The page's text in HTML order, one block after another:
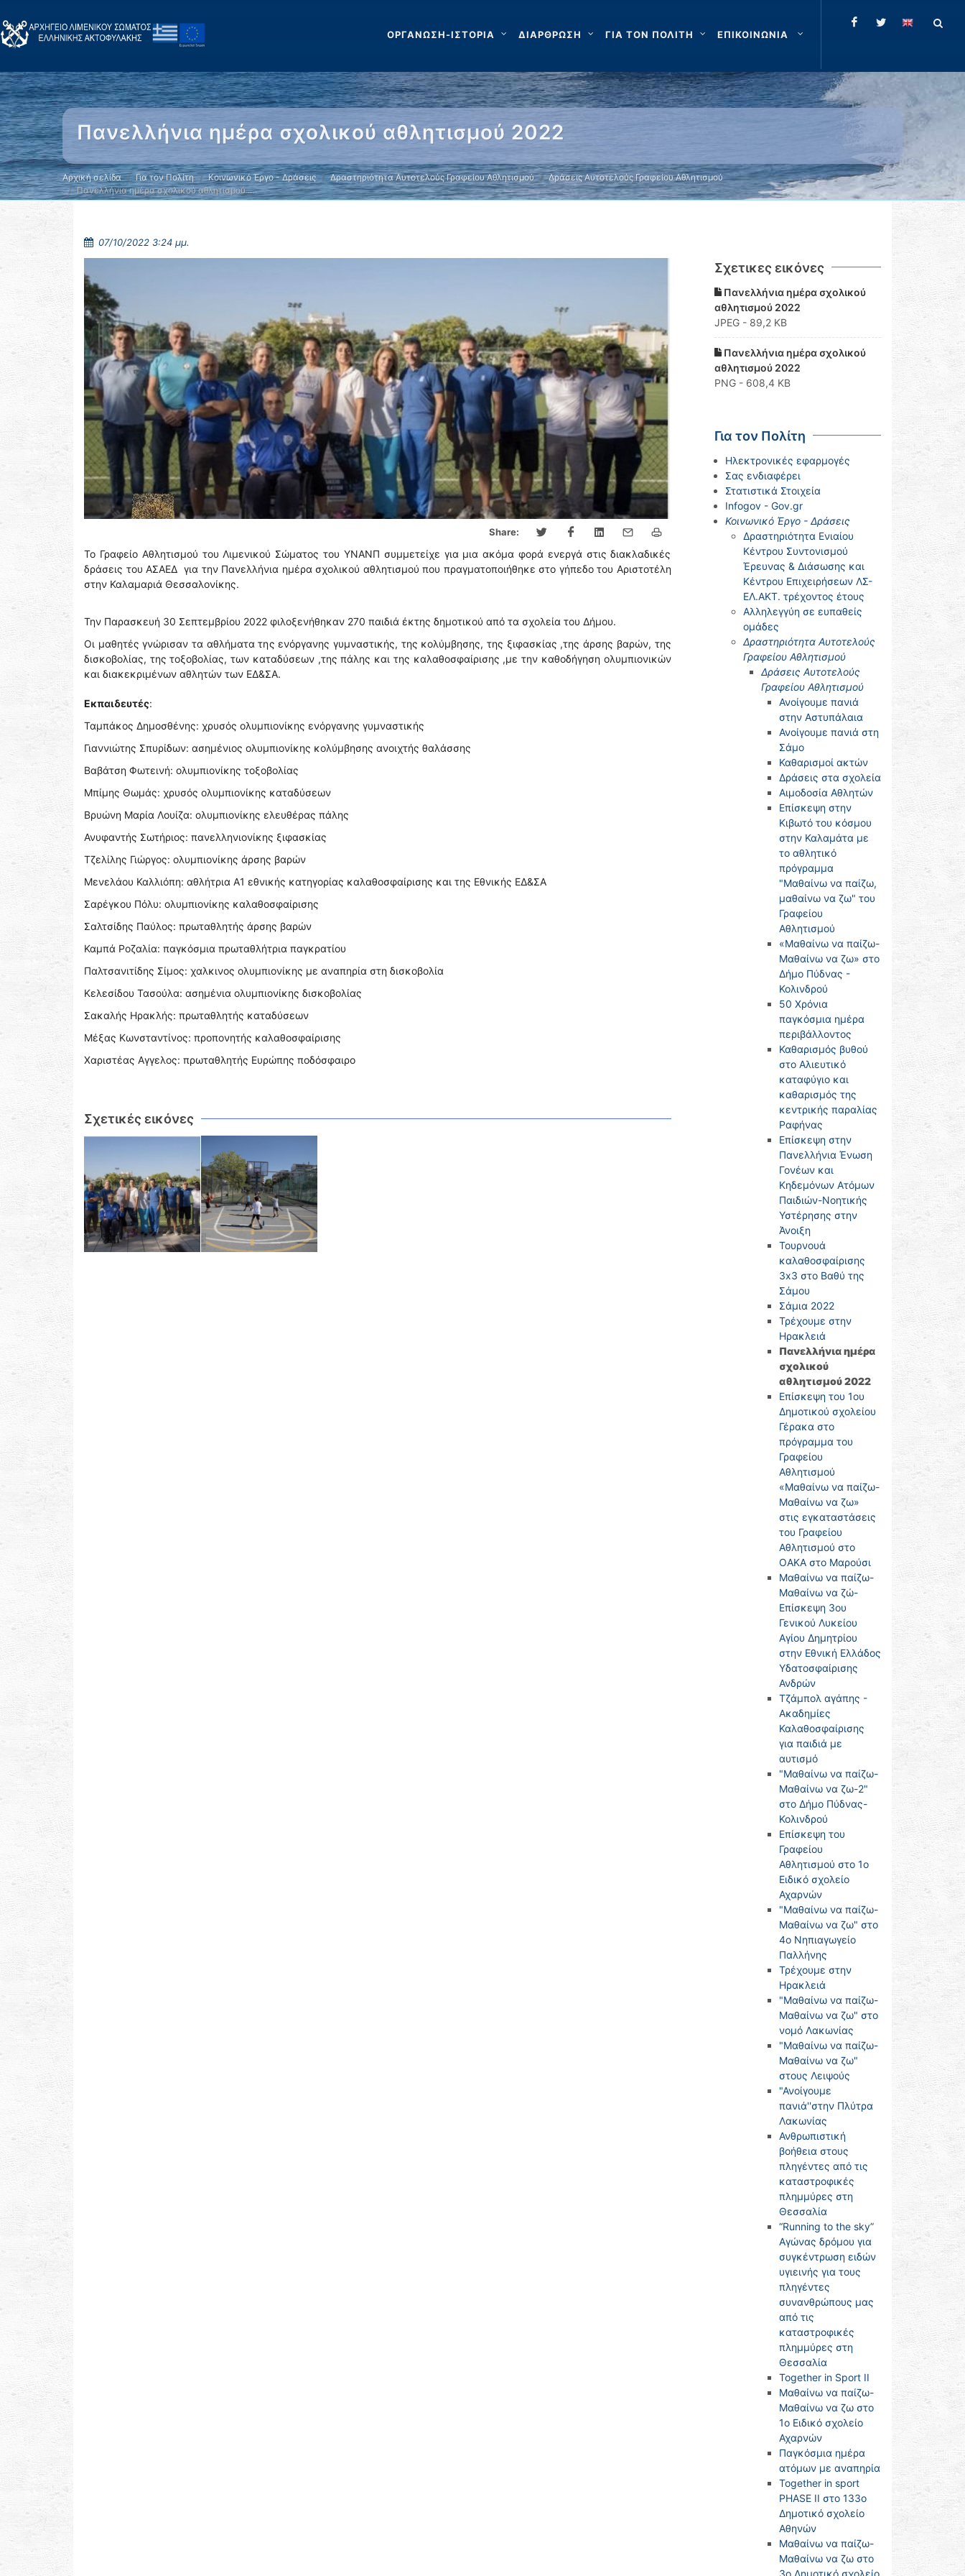
ΟΡΓΑΝΩΣΗ-ΙΣΤΟΡΙΑ ΔΙΑΡΘΡΩΣΗ ΓΙΑ ΤΟΝ ΠΟΛΙΤΗ ΕΠΙΚΟΙΝΩΝΙΑ
Πανελλήνια ημέρα σχολικού αθλητισμού 2022
Αρχική σελίδα Για τον Πολίτη Κοινωνικό Έργο - Δράσεις Δραστηριότητα Αυτοτελούς Γραφείου Αθλητισμού
Δράσεις Αυτοτελούς Γραφείου Αθλητισμού
Πανελλήνια ημέρα σχολικού αθλητισμού …
07/10/2022 3:24 μμ.
Share:
Το Γραφείο Αθλητισμού του Λιμενικού Σώματος του ΥΝΑΝΠ συμμετείχε για μια ακόμα φορά ενεργά στις διακλαδικές
δράσεις του ΑΣΑΕΔ για την Πανελλήνια ημέρα σχολικού αθλητισμού που πραγματοποιήθηκε στο γήπεδο του Αριστοτέλη
στην Καλαμαριά Θεσσαλονίκης.
Την Παρασκευή 30 Σεπτεμβρίου 2022 φιλοξενήθηκαν 270 παιδιά έκτης δημοτικού από τα σχολεία του Δήμου.
Οι μαθητές γνώρισαν τα αθλήματα της ενόργανης γυμναστικής, της κολύμβησης, της ξιφασκίας ,της άρσης βαρών, της
δισκοβολίας, της τοξοβολίας, των καταδύσεων ,της πάλης και της καλαθοσφαίρισης ,με την καθοδήγηση ολυμπιονικών
και διακεκριμένων αθλητών των ΕΔ&ΣΑ.
Εκπαιδευτές:
Ταμπάκος Δημοσθένης: χρυσός ολυμπιονίκης ενόργανης γυμναστικής
Γιαννιώτης Σπυρίδων: ασημένιος ολυμπιονίκης κολύμβησης ανοιχτής θαλάσσης
Βαβάτση Φωτεινή: ολυμπιονίκης τοξοβολίας
Μπίμης Θωμάς: χρυσός ολυμπιονίκης καταδύσεων
Βρυώνη Μαρία Λουίζα: ολυμπιονίκης ελευθέρας πάλης
Ανυφαντής Σωτήριος: πανελληνιονίκης ξιφασκίας
Τζελίλης Γιώργος: ολυμπιονίκης άρσης βαρών
Μενελάου Καλλιόπη: αθλήτρια Α1 εθνικής κατηγορίας καλαθοσφαίρισης και της Εθνικής ΕΔ&ΣΑ
Σαρέγκου Πόλυ: ολυμπιονίκης καλαθοσφαίρισης
Σαλτσίδης Παύλος: πρωταθλητής άρσης βαρών
Καμπά Ροζαλία: παγκόσμια πρωταθλήτρια παγκρατίου
Παλτσανιτίδης Σίμος: χαλκινος ολυμπιονίκης με αναπηρία στη δισκοβολία
Κελεσίδου Τασούλα: ασημένια ολυμπιονίκης δισκοβολίας
Σακαλής Ηρακλής: πρωταθλητής καταδύσεων
Μέξας Κωνσταντίνος: προπονητής καλαθοσφαίρισης
Χαριστέας Αγγελος: πρωταθλητής Ευρώπης ποδόσφαιρο
Σχετικές εικόνες
Σχετικες εικόνες
Πανελλήνια ημέρα σχολικού
αθλητισμού 2022
JPEG - 89,2 KB
Πανελλήνια ημέρα σχολικού
αθλητισμού 2022
PNG - 608,4 KB
Για τον Πολίτη
Ηλεκτρονικές εφαρμογές
Σας ενδιαφέρει
Στατιστικά Στοιχεία
Infogov - Gov.gr
Κοινωνικό Έργο - Δράσεις
Δραστηριότητα Ενιαίου
Κέντρου Συντονισμού
Έρευνας & Διάσωσης και
Κέντρου Επιχειρήσεων ΛΣ-
ΕΛ.ΑΚΤ. τρέχοντος έτους
Αλληλεγγύη σε ευπαθείς
ομάδες
Δραστηριότητα Αυτοτελούς
Γραφείου Αθλητισμού
Δράσεις Αυτοτελούς
Γραφείου Αθλητισμού
Ανοίγουμε πανιά
στην Αστυπάλαια
Ανοίγουμε πανιά στη
Σάμο
Καθαρισμοί ακτών
Δράσεις στα σχολεία
Αιμοδοσία Αθλητών
Επίσκεψη στην
Κιβωτό του κόσμου
στην Καλαμάτα με
το αθλητικό
πρόγραμμα
"Μαθαίνω να παίζω,
μαθαίνω να ζω" του
Γραφείου
Αθλητισμού
«Μαθαίνω να παίζω-
Μαθαίνω να ζω» στο
Δήμο Πύδνας -
Κολινδρού
50 Χρόνια
παγκόσμια ημέρα
περιβάλλοντος
Καθαρισμός βυθού
στο Αλιευτικό
καταφύγιο και
καθαρισμός της
κεντρικής παραλίας
Ραφήνας
Επίσκεψη στην
Πανελλήνια Ένωση
Γονέων και
Κηδεμόνων Ατόμων
Παιδιών-Νοητικής
Υστέρησης στην
Άνοιξη
Τουρνουά
καλαθοσφαίρισης
3x3 στο Βαθύ της
Σάμου
Σάμια 2022
Τρέχουμε στην
Ηρακλειά
Πανελλήνια ημέρα
σχολικού
αθλητισμού 2022
Επίσκεψη του 1ου
Δημοτικού σχολείου
Γέρακα στο
πρόγραμμα του
Γραφείου
Αθλητισμού
«Μαθαίνω να παίζω-
Μαθαίνω να ζω»
στις εγκαταστάσεις
του Γραφείου
Αθλητισμού στο
ΟΑΚΑ στο Μαρούσι
Μαθαίνω να παίζω-
Μαθαίνω να ζώ-
Επίσκεψη 3ου
Γενικού Λυκείου
Αγίου Δημητρίου
στην Εθνική Ελλάδος
Υδατοσφαίρισης
Ανδρών
Τζάμπολ αγάπης -
Ακαδημίες
Καλαθοσφαίρισης
για παιδιά με
αυτισμό
"Μαθαίνω να παίζω-
Μαθαίνω να ζω-2"
στο Δήμο Πύδνας-
Κολινδρού
Επίσκεψη του
Γραφείου
Αθλητισμού στο 1ο
Ειδικό σχολείο
Αχαρνών
"Μαθαίνω να παίζω-
Μαθαίνω να ζω" στο
4o Νηπιαγωγείο
Παλλήνης
Τρέχουμε στην
Ηρακλειά
"Μαθαίνω να παίζω-
Μαθαίνω να ζω" στο
νομό Λακωνίας
"Μαθαίνω να παίζω-
Μαθαίνω να ζω"
στους Λειψούς
"Ανοίγουμε
πανιά''στην Πλύτρα
Λακωνίας
Ανθρωπιστική
βοήθεια στους
πληγέντες από τις
καταστροφικές
πλημμύρες στη
Θεσσαλία
“Running to the sky”
Αγώνας δρόμου για
συγκέντρωση ειδών
υγιεινής για τους
πληγέντες
συνανθρώπους μας
από τις
καταστροφικές
πλημμύρες στη
Θεσσαλία
Together in Sport II
Μαθαίνω να παίζω-
Μαθαίνω να ζω στο
1ο Ειδικό σχολείο
Αχαρνών
Παγκόσμια ημέρα
ατόμων με αναπηρία
Together in sport
PHASE II στο 133ο
Δημοτικό σχολείο
Αθηνών
Μαθαίνω να παίζω-
Μαθαίνω να ζω στο
3ο Δημοτικό σχολείο